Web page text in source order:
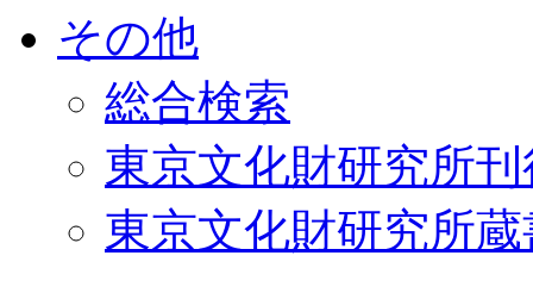
その他
総合検索
東京文化財研究所
東京文化財研究所